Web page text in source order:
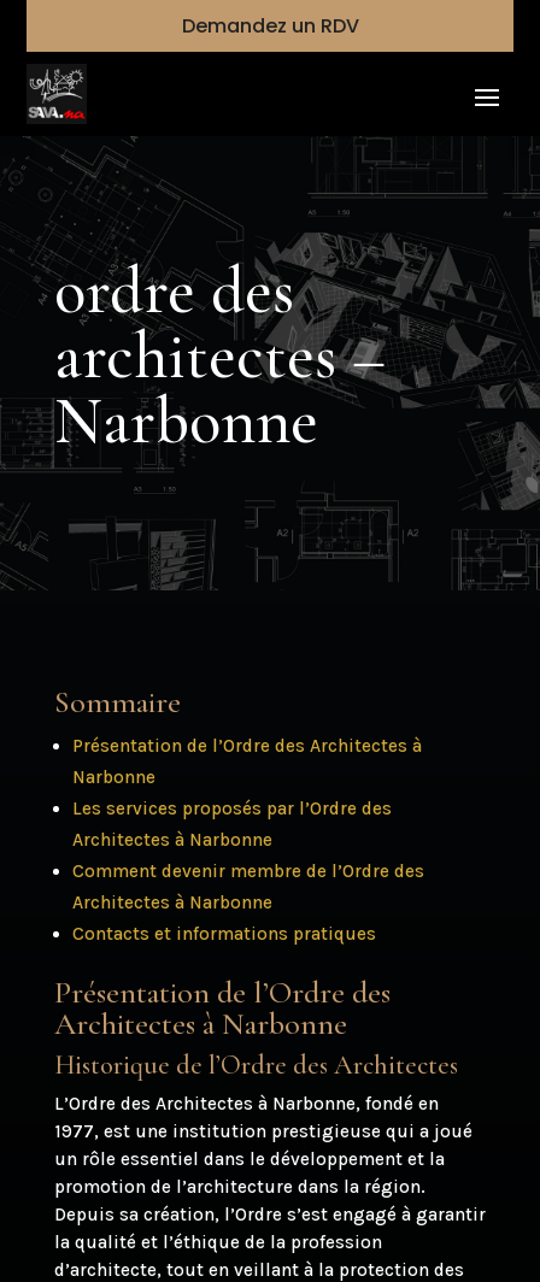
Demandez un RDV
ordre des
architectes –
Narbonne
Sommaire
Présentation de l’Ordre des Architectes à
Narbonne
Les services proposés par l’Ordre des
Architectes à Narbonne
Comment devenir membre de l’Ordre des
Architectes à Narbonne
Contacts et informations pratiques
Présentation de l’Ordre des
Architectes à Narbonne
Historique de l’Ordre des Architectes
L’Ordre des Architectes à Narbonne, fondé en
1977, est une institution prestigieuse qui a joué
un rôle essentiel dans le développement et la
promotion de l’architecture dans la région.
Depuis sa création, l’Ordre s’est engagé à garantir
la qualité et l’éthique de la profession
d’architecte, tout en veillant à la protection des